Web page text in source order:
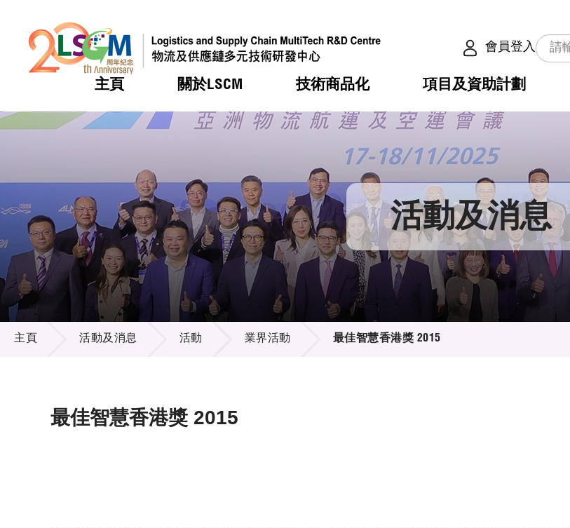
會員登入
主頁 關於LSCM
熱門 機構簡介
組織架構
組織架構
董事局
研究顧問
招標通告
供應商登記
技術商品化
熱門 服務
可獲授權之技術
應用於公共服務之創新技術
重點項目
項目及資助計劃
熱門 合作計劃
資助計劃
資助計劃
稅務優惠
申請
評審
徵求研發項目計劃書
項目資料庫
熱門 活動
獎項
新聞中心
媒體報導
新聞稿
資訊中心
多媒體
出版刊物
熱門 會籍及服務
會員列表
會員登入 活動及消息
活動及消息
主頁 活動及消息 活動 業界活動 最佳智慧香港獎 2015
最佳智慧香港獎 2015